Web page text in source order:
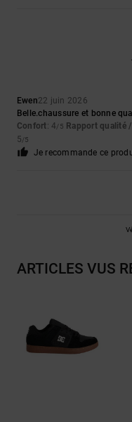
Ewen22 juin 2026
Belle.chaussure et bonne
Confort: 4/5 Rapport qualité
5/5
Je recommande ce
ARTICLES VUS